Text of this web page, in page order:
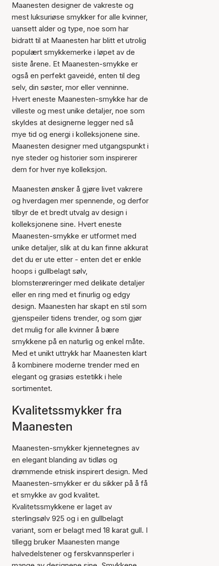
Maanesten designer de vakreste og
mest luksuriøse smykker for alle kvinner,
uansett alder og type, noe som har
bidratt til at Maanesten har blitt et utrolig
populært smykkemerke i løpet av de
siste årene. Et Maanesten-smykke er
også en perfekt gaveidé, enten til deg
selv, din søster, mor eller venninne.
Hvert eneste Maanesten-smykke har de
villeste og mest unike detaljer, noe som
skyldes at designerne legger ned så
mye tid og energi i kolleksjonene sine.
Maanesten designer med utgangspunkt i
nye steder og historier som inspirerer
dem for hver nye kolleksjon.
Maanesten ønsker å gjøre livet vakrere
og hverdagen mer spennende, og derfor
tilbyr de et bredt utvalg av design i
kolleksjonene sine. Hvert eneste
Maanesten-smykke er utformet med
unike detaljer, slik at du kan finne akkurat
det du er ute etter - enten det er enkle
hoops i gullbelagt sølv,
blomsterøreringer med delikate detaljer
eller en ring med et finurlig og edgy
design. Maanesten har skapt en stil som
gjenspeiler tidens trender, og som gjør
det mulig for alle kvinner å bære
smykkene på en naturlig og enkel måte.
Med et unikt uttrykk har Maanesten klart
å kombinere moderne trender med en
elegant og grasiøs estetikk i hele
sortimentet.
Kvalitetssmykker fra
Maanesten
Maanesten-smykker kjennetegnes av
en elegant blanding av tidløs og
drømmende etnisk inspirert design. Med
Maanesten-smykker er du sikker på å få
et smykke av god kvalitet.
Kvalitetssmykkene er laget av
sterlingsølv 925 og i en gullbelagt
variant, som er belagt med 18 karat gull. I
tillegg bruker Maanesten mange
halvedelstener og ferskvannsperler i